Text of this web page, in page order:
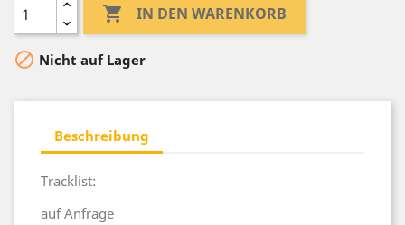
 IN DEN WARENKORB
 Nicht auf Lager
Beschreibung
Tracklist:
auf Anfrage